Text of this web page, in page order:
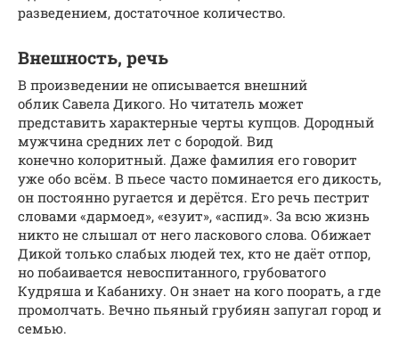
разведением, достаточное количество.
Внешность, речь
В произведении не описывается внешний
облик Савела Дикого. Но читатель может
представить характерные черты купцов. Дородный
мужчина средних лет с бородой. Вид
конечно колоритный. Даже фамилия его говорит
уже обо всём. В пьесе часто поминается его дикость,
он постоянно ругается и дерётся. Его речь пестрит
словами «дармоед», «езуит», «аспид». За всю жизнь
никто не слышал от него ласкового слова. Обижает
Дикой только слабых людей тех, кто не даёт отпор,
но побаивается невоспитанного, грубоватого
Кудряша и Кабаниху. Он знает на кого поорать, а где
промолчать. Вечно пьяный грубиян запугал город и
семью.